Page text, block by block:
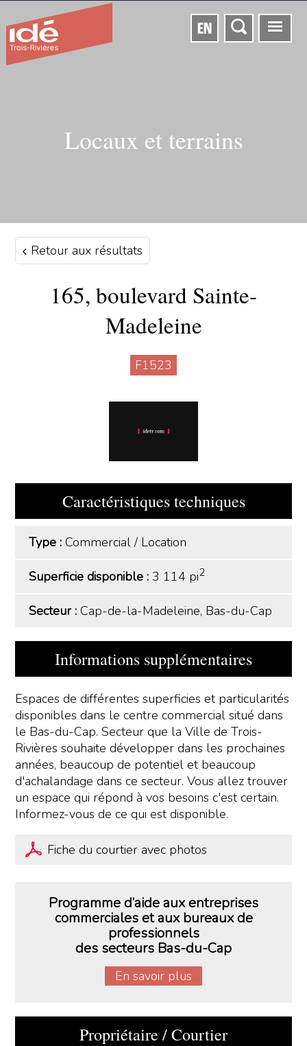
EN
Locaux et terrains
Retour aux résultats
165, boulevard Sainte-
Madeleine
F1523
Caractéristiques techniques
Type :Commercial/ Location
Superficie disponible :3 114 pi2
Secteur :Cap-de-la-Madeleine, Bas-du-Cap
Informations supplémentaires
Espaces de différentes superficies et particularités
disponibles dans le centre commercial situé dans
le Bas-du-Cap. Secteur que la Ville de Trois-
Rivières souhaite développer dans les prochaines
années, beaucoup de potentiel et beaucoup
d'achalandage dans ce secteur. Vous allez trouver
un espace qui répond à vos besoins c'est certain.
Informez-vous de ce qui est disponible.
Fiche du courtier avec photos
Programme d’aide aux entreprises
commerciales et aux bureaux de
professionnels
des secteurs Bas-du-Cap
En savoir plus
Propriétaire / Courtier